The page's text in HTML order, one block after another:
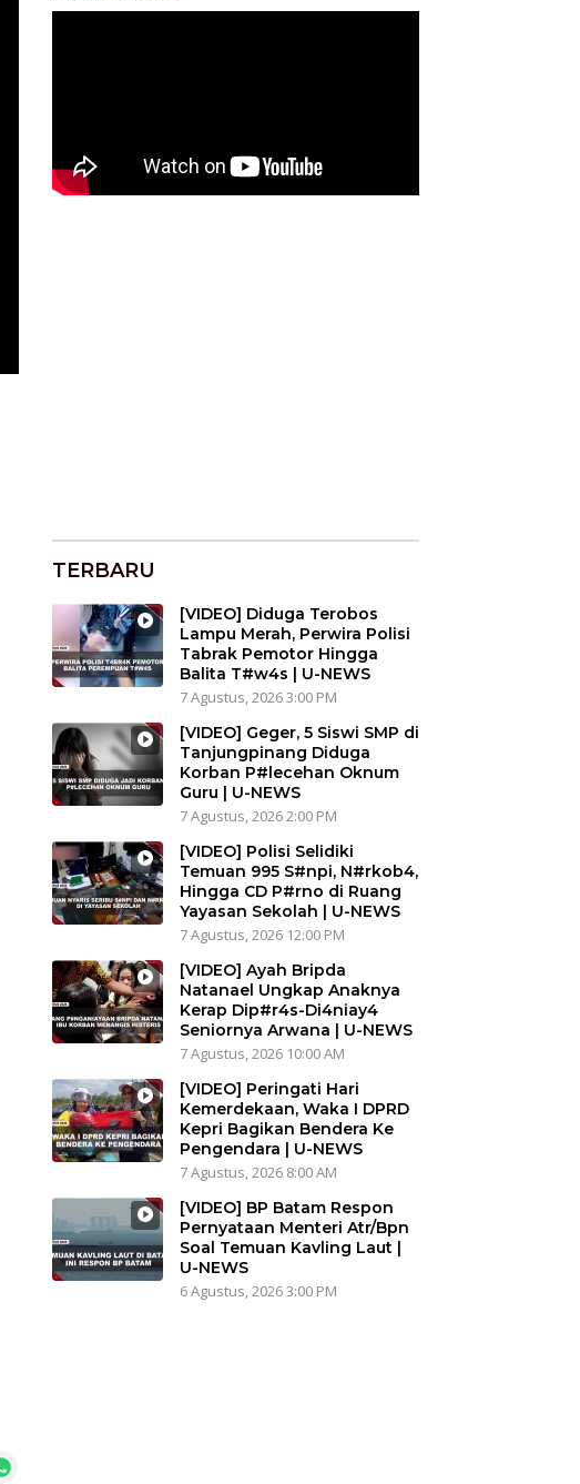
TERBARU
[VIDEO] Diduga Terobos
Lampu Merah, Perwira Polisi
Tabrak Pemotor Hingga
Balita T#w4s | U-NEWS
7 Agustus, 2026 3:00 PM
[VIDEO] Geger, 5 Siswi SMP di
Tanjungpinang Diduga
Korban P#lecehan Oknum
Guru | U-NEWS
7 Agustus, 2026 2:00 PM
[VIDEO] Polisi Selidiki
Temuan 995 S#npi, N#rkob4,
Hingga CD P#rno di Ruang
Yayasan Sekolah | U-NEWS
7 Agustus, 2026 12:00 PM
[VIDEO] Ayah Bripda
Natanael Ungkap Anaknya
Kerap Dip#r4s-Di4niay4
Seniornya Arwana | U-NEWS
7 Agustus, 2026 10:00 AM
[VIDEO] Peringati Hari
Kemerdekaan, Waka I DPRD
Kepri Bagikan Bendera Ke
Pengendara | U-NEWS
7 Agustus, 2026 8:00 AM
[VIDEO] BP Batam Respon
Pernyataan Menteri Atr/Bpn
Soal Temuan Kavling Laut |
U-NEWS
6 Agustus, 2026 3:00 PM